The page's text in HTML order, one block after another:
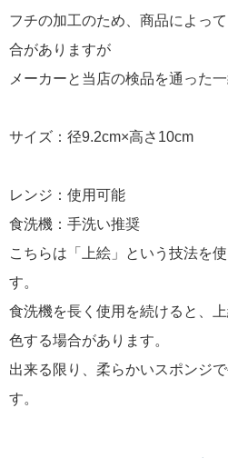
フチの加工のため、商品によっ
合がありますが
メーカーと当店の検品を通った一
サイズ：径9.2cm×高さ10cm
レンジ：使用可能
食洗機：手洗い推奨
こちらは「上絵」という技法を
す。
食洗機を長く使用を続けると、
色する場合があります。
出来る限り、柔らかいスポンジ
す。